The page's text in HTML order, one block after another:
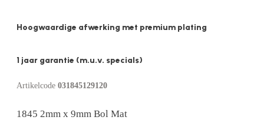
Hoogwaardige afwerking met premium plating
1 jaar garantie (m.u.v. specials)
Artikelcode 031845129120
1845 2mm x 9mm Bol Mat